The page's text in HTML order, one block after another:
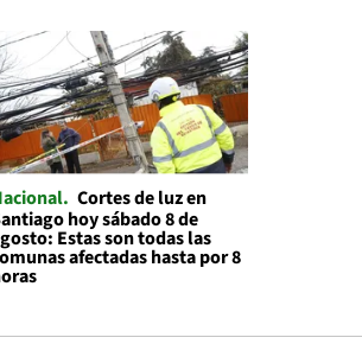
Cortes de luz en
hoy sábado 8 de
Estas son todas las
afectadas hasta por 8